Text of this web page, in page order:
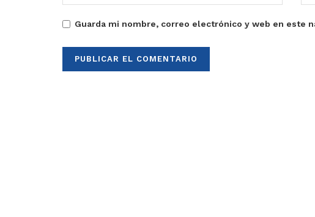
Guarda mi nombre, correo electrónico y web en este